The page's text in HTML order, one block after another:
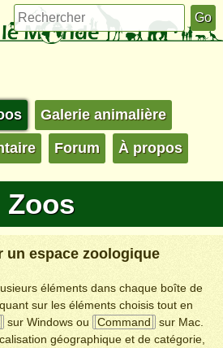
Galerie animalière
Forum À propos
Zoos
un espace zoologique
éléments dans chaque boîte de
sur les éléments choisis tout en
sur Windows ou Command
sur Mac.
géographique et de catégorie,